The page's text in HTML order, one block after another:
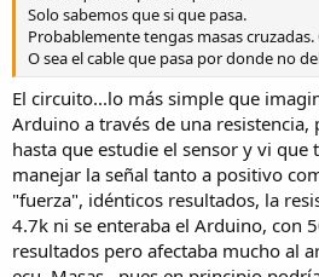
Solo sabemos que si que pasa.
Probablemente tengas masas cruzadas.
O sea el cable que pasa por donde no
El circuito...lo más simple que
Arduino a través de una
hasta que estudie el sensor y vi que
manejar la señal tanto a positivo
"fuerza", idénticos resultados, la
4.7k ni se enteraba el Arduino, con
resultados pero afectaba mucho al